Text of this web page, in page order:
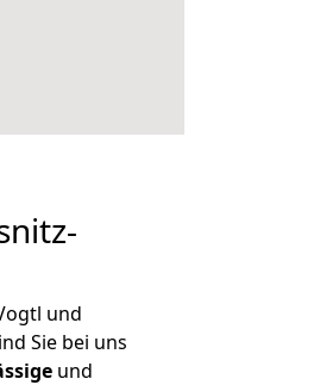
und
Sie bei uns
und